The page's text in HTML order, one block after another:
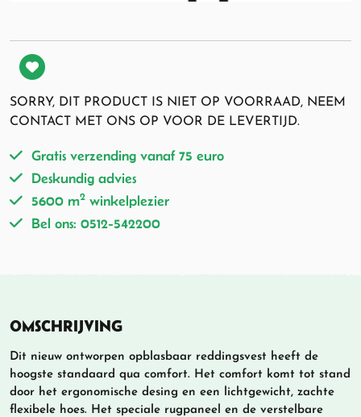
SORRY, DIT PRODUCT IS NIET OP VOORRAAD, NEEM
CONTACT MET ONS OP VOOR DE LEVERTIJD.
Gratis verzending vanaf 75 euro
Deskundig advies
5600 m2 winkelplezier
Bel ons: 0512-542200
OMSCHRIJVING
Dit nieuw ontworpen opblasbaar reddingsvest heeft de
hoogste standaard qua comfort. Het comfort komt tot stand
door het ergonomische desing en een lichtgewicht, zachte
flexibele hoes. Het speciale rugpaneel en de verstelbare